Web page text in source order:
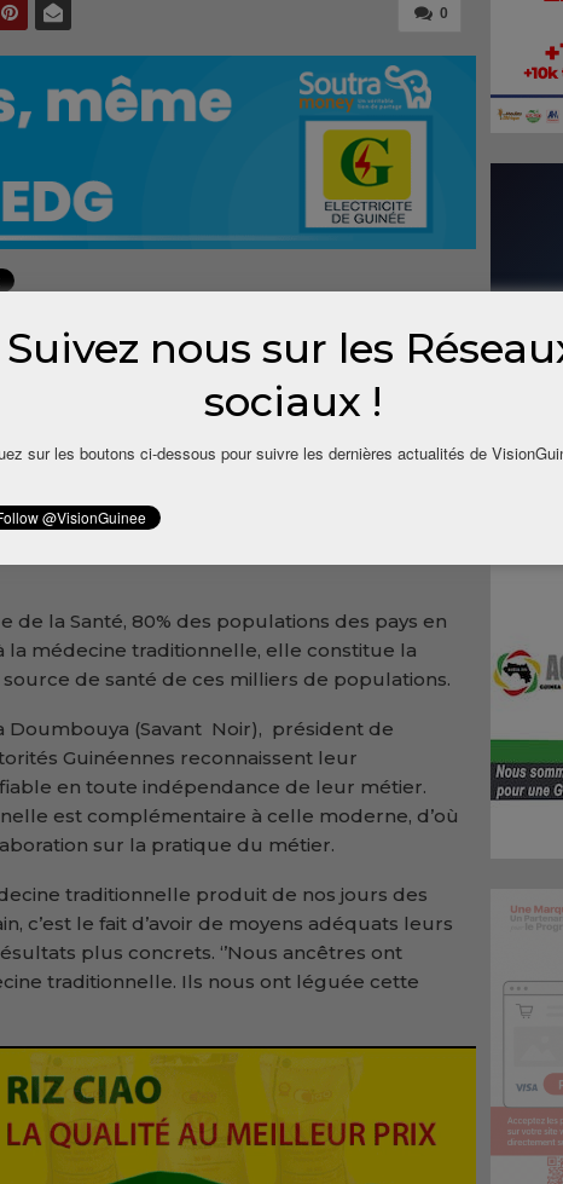
0
traditionnelle a été commémorée ce
le thème : « Valorisation de la médecine
l’environnement ». A cette occasion,
Praticiens et Moderne (AGTPM) a tenu une
vocation première d’attirer l’attention sur
et le développement visant à mettre en
dans la prestation des soins de
de la Santé, 80% des populations des pays en
médecine traditionnelle, elle constitue la
de santé de ces milliers de populations.
Doumbouya (Savant Noir), président de
Guinéennes reconnaissent leur
en toute indépendance de leur métier.
est complémentaire à celle moderne, d’où
sur la pratique du métier.
traditionnelle produit de nos jours des
c’est le fait d’avoir de moyens adéquats leurs
plus concrets. ‘’Nous ancêtres ont
traditionnelle. Ils nous ont léguée cette
Suivez nous sur les
sociaux !
sur les boutons ci-dessous pour suivre les dernières actualités de